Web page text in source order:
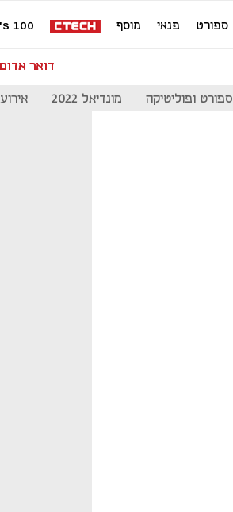
ספורט פנאי מוסף 100
דואר אדום
ספורט ופוליטיקה מונדיאל 2022